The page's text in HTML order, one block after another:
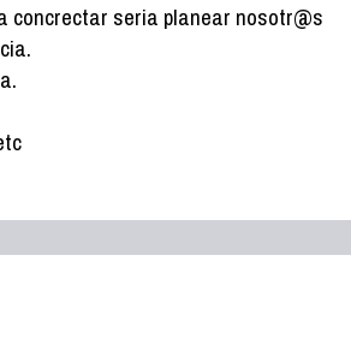
concrectar seria planear nosotr@s